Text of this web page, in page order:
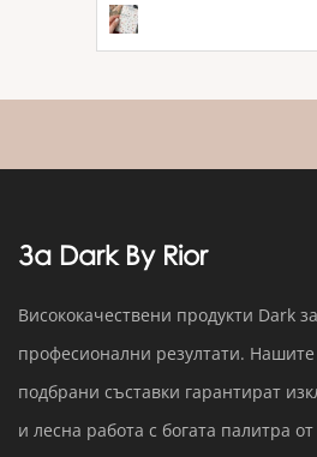
За Dark By Rior
Висококачествени продукти Dark
професионални резултати.
подбрани съставки гарантират
и лесна работа с богата палитра